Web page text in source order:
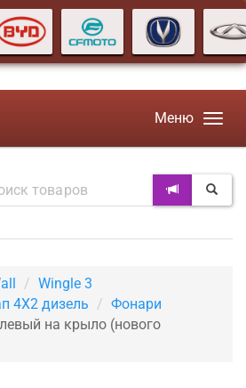
Меню
Wingle 3
4X2 дизель
Фонари
на крыло (нового